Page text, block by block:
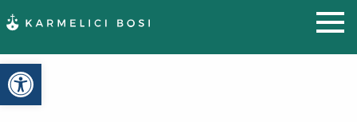
Otwórz pasek narzędzi